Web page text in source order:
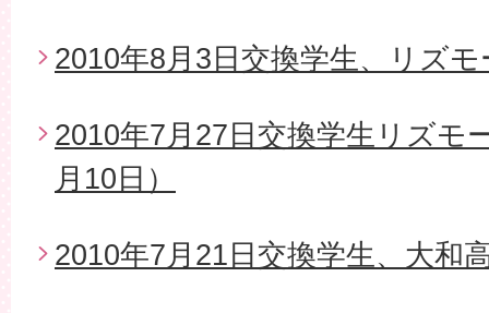
2010年8月3日交換学生、リズ
2010年7月27日交換学生リズモ
月10日）
2010年7月21日交換学生、大和